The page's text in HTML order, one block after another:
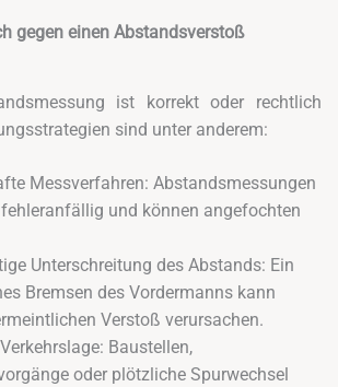
gegen einen Abstandsverstoß
ist korrekt oder rechtlich
sind unter anderem:
Messverfahren: Abstandsmessungen
und können angefochten
Unterschreitung des Abstands: Ein
Bremsen des Vordermanns kann
Verstoß verursachen.
Baustellen,
oder plötzliche Spurwechsel